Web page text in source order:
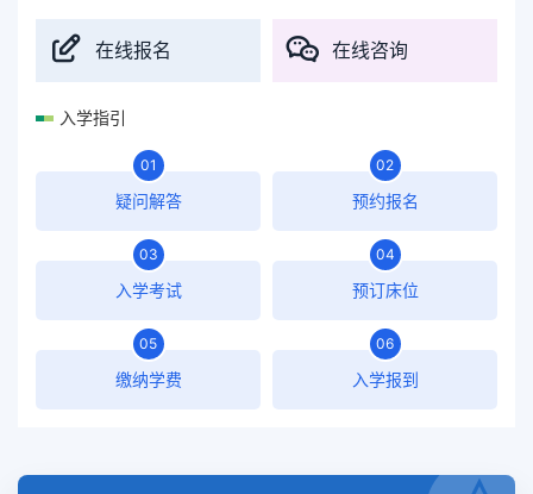
在线报名 在线咨询
入学指引
01
疑问解答
02
预约报名
03
入学考试
04
预订床位
05
缴纳学费
06
入学报到